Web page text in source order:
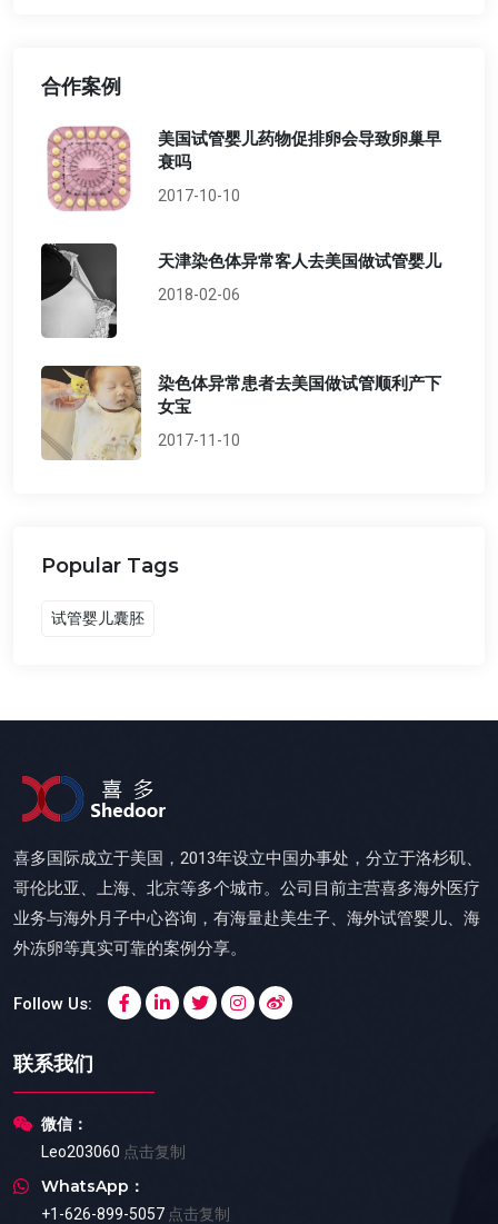
合作案例
美国试管婴儿药物促排卵会导致卵巢早
衰吗
2017-10-10
天津染色体异常客人去美国做试管婴儿
2018-02-06
染色体异常患者去美国做试管顺利产下
女宝
2017-11-10
Popular Tags
试管婴儿囊胚
喜多国际成立于美国，2013年设立中国办事处，分立于洛杉矶、
哥伦比亚、上海、北京等多个城市。公司目前主营喜多海外医疗
业务与海外月子中心咨询，有海量赴美生子、海外试管婴儿、海
外冻卵等真实可靠的案例分享。
Follow Us:
联系我们
微信：
Leo203060 点击复制
WhatsApp：
+1-626-899-5057 点击复制